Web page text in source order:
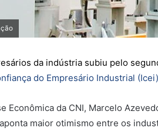
da indústria subiu pelo
do Empresário Industrial (Icei)
Econômica da CNI, Marcelo
maior otimismo entre os